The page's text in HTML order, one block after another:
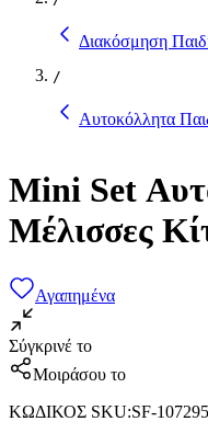
Διακόσμηση
/
Αυτοκόλλητα
Mini Set
Μέλισσες
Αγαπημένα
Σύγκρινέ το
Μοιράσου το
ΚΩΔΙΚΟΣ SKU:SF-